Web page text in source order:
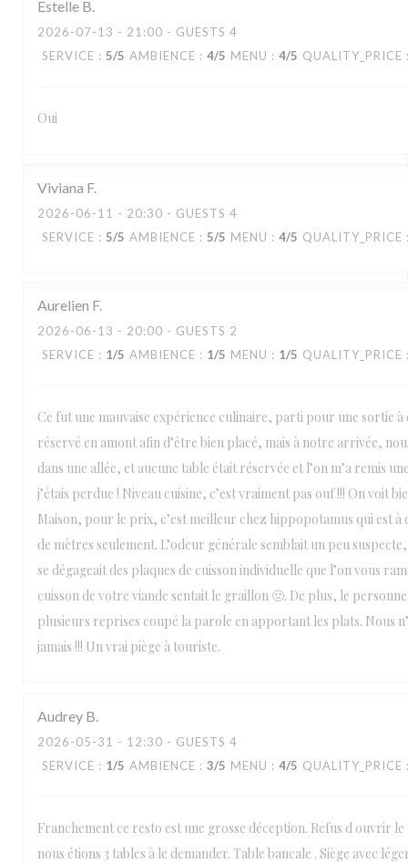
Estelle B
2026-07-13 - 21:00 - GUESTS 4
SERVICE : 5/5 AMBIENCE : 4/5 MENU : 4/5 QUALITY_PRICE
Oui
Viviana F
2026-06-11 - 20:30 - GUESTS 4
SERVICE : 5/5 AMBIENCE : 5/5 MENU : 4/5 QUALITY_PRICE
Aurelien F
2026-06-13 - 20:00 - GUESTS 2
SERVICE : 1/5 AMBIENCE : 1/5 MENU : 1/5 QUALITY_PRICE
Ce fut une mauvaise expérience culinaire, parti pour une sortie à
réservé en amont afin d’être bien placé, mais à notre arrivée,
dans une allée, et aucune table était réservée et l’on m’a remis
j’étais perdue ! Niveau cuisine, c’est vraiment pas ouf !!! On voit
Maison, pour le prix, c’est meilleur chez hippopotamus qui est à
de mètres seulement. L’odeur générale semblait un peu
se dégageait des plaques de cuisson individuelle que l’on vous
cuisson de votre viande sentait le graillon 🤢. De plus, le
plusieurs reprises coupé la parole en apportant les plats. Nous
jamais !!! Un vrai piège à touriste.
Audrey B
2026-05-31 - 12:30 - GUESTS 4
SERVICE : 1/5 AMBIENCE : 3/5 MENU : 4/5 QUALITY_PRICE
Franchement ce resto est une grosse déception. Refus d ouvrir
nous étions 3 tables à le demander. Table bancale . Siège avec